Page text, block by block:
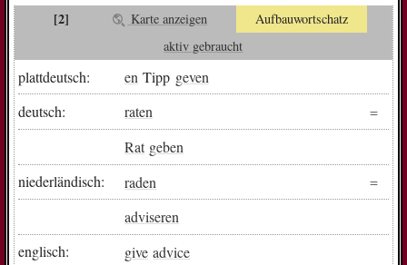
[2] Karte anzeigen
Aufbauwortschatz
aktiv gebraucht
plattdeutsch: en Tipp geven
deutsch:
raten
Rat geben
niederländisch:
raden
adviseren
englisch:
give advice